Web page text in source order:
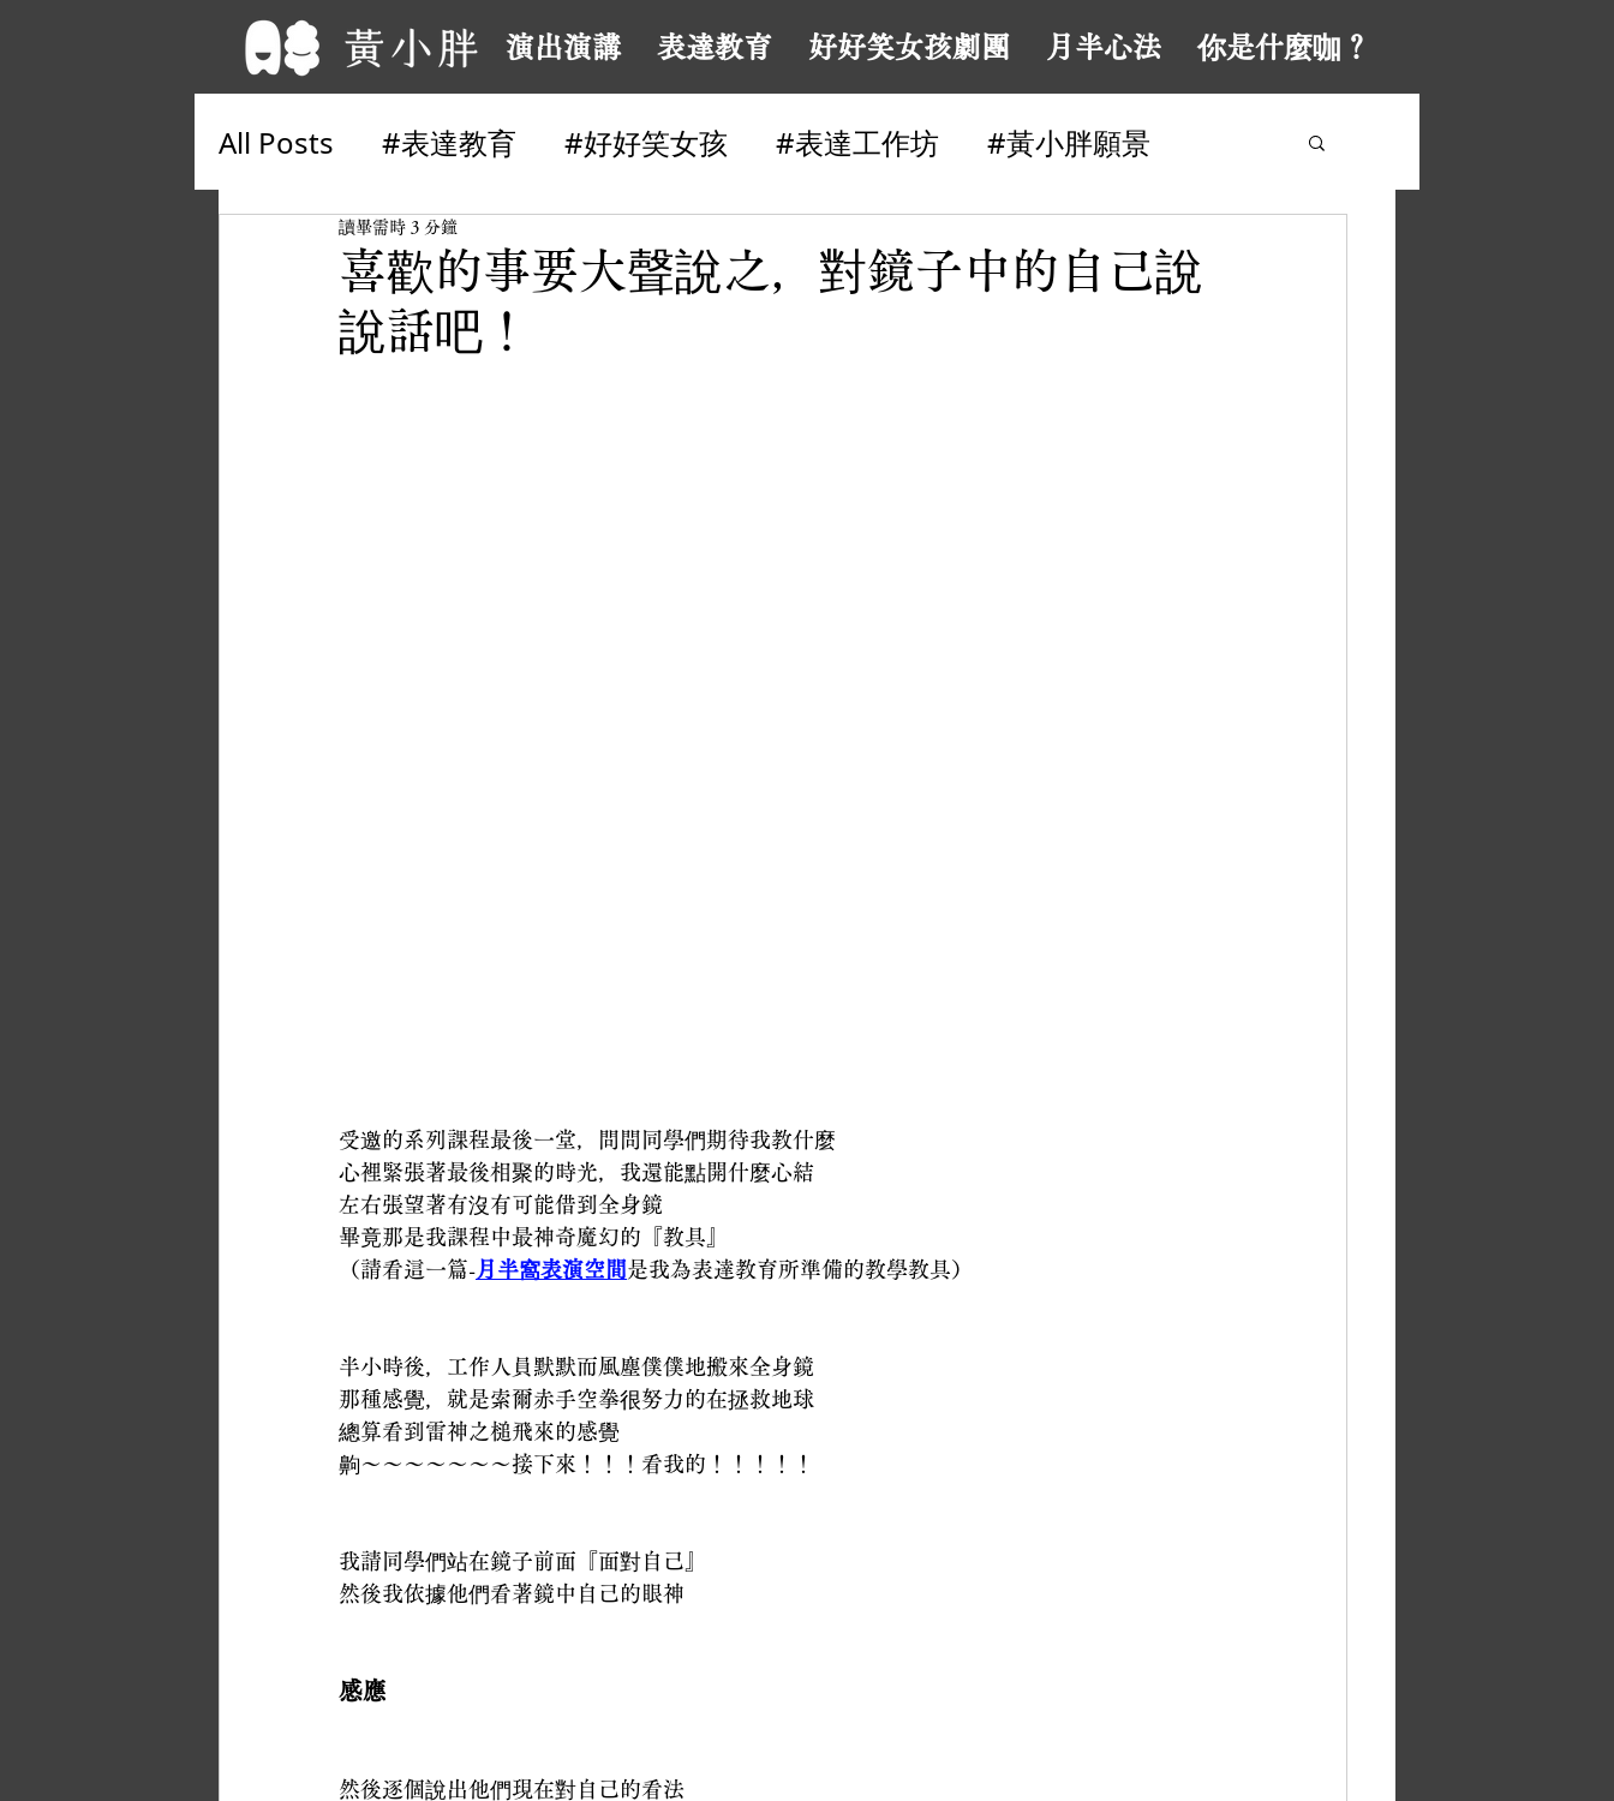
演出演講 表達教育 好好笑女孩劇團 月半心法 你是什麼咖？
All Posts #表達教育 #好好笑女孩 #表達工作坊 #黃小胖願景
#私人諮詢 幽默感 #演出
從心學說話 #單口喜劇
喜歡的事要大聲說之，對鏡子中的自己說
說話吧！
讀畢需時 3 分鐘
受邀的系列課程最後一堂，問問同學們期待我教什麼
心裡緊張著最後相聚的時光，我還能點開什麼心結
左右張望著有沒有可能借到全身鏡
畢竟那是我課程中最神奇魔幻的『教具』
（請看這一篇-月半窩表演空間是我為表達教育所準備的教學教具）
半小時後，工作人員默默而風塵僕僕地搬來全身鏡
那種感覺，就是索爾赤手空拳很努力的在拯救地球
總算看到雷神之槌飛來的感覺
齁～～～～～～～接下來！！！看我的！！！！！
我請同學們站在鏡子前面『面對自己』
然後我依據他們看著鏡中自己的眼神
感應
然後逐個說出他們現在對自己的看法